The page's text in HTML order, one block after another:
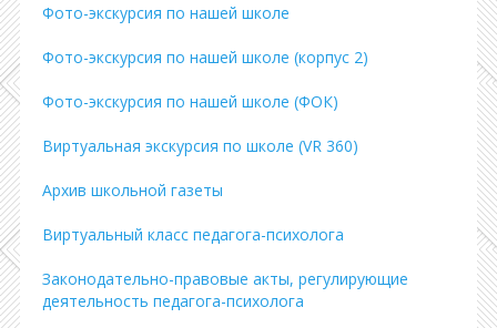
Фото-экскурсия по нашей школе
Фото-экскурсия по нашей школе (корпус 2)
Фото-экскурсия по нашей школе (ФОК)
Виртуальная экскурсия по школе (VR 360)
Архив школьной газеты
Виртуальный класс педагога-психолога
Законодательно-правовые акты, регулирующие
деятельность педагога-психолога